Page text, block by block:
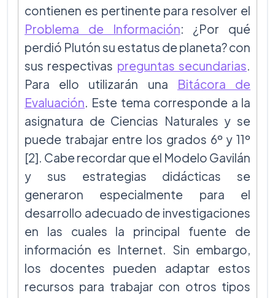
contienen es pertinente para resolver el
Problema de Información: ¿Por qué
perdió Plutón su estatus de planeta? con
sus respectivas preguntas secundarias.
Para ello utilizarán una Bitácora de
Evaluación. Este tema corresponde a la
asignatura de Ciencias Naturales y se
puede trabajar entre los grados 6º y 11º
[2]. Cabe recordar que el Modelo Gavilán
y sus estrategias didácticas se
generaron especialmente para el
desarrollo adecuado de investigaciones
en las cuales la principal fuente de
información es Internet. Sin embargo,
los docentes pueden adaptar estos
recursos para trabajar con otros tipos